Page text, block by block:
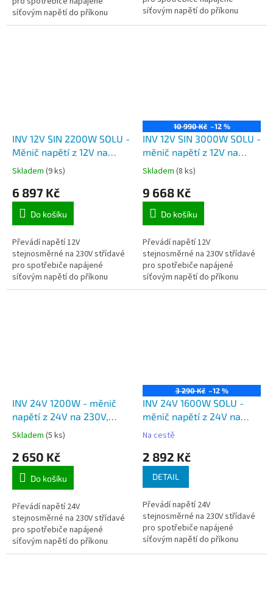
síťovým napětí do příkonu
2500W.
síťovým napětí do příkonu
3500W.
INV 12V SIN 2200W SOLU -
Měnič napětí z 12V na
230V 2200W (4400W),
Soluowill NP2200, čistý
sinusový průběh
Skladem (9 ks)
6 897 Kč
Do košíku
Převádí napětí 12V
stejnosměrné na 230V střídavé
pro spotřebiče napájené
síťovým napětí do příkonu
2000W trvale, 4000W špičkově
10 990 Kč –12 %
INV 12V SIN 3000W SOLU -
měnič napětí z 12V na
230V, výkon 3000W, čistá
sinusovka
Skladem (8 ks)
9 668 Kč
Do košíku
Převádí napětí 12V
stejnosměrné na 230V střídavé
pro spotřebiče napájené
síťovým napětí do příkonu
3000W trvale, 6000W špičkově
INV 24V 1200W - měnič
napětí z 24V na 230V,
výkon 1200W
modifikovaná sinusovka
Skladem (5 ks)
2 650 Kč
Do košíku
Převádí napětí 24V
stejnosměrné na 230V střídavé
pro spotřebiče napájené
síťovým napětí do příkonu
1200W.
3 290 Kč –12 %
INV 24V 1600W SOLU -
měnič napětí z 24V na
230V, výkon 1600W
Na cestě
2 892 Kč
DETAIL
Převádí napětí 24V
stejnosměrné na 230V střídavé
pro spotřebiče napájené
síťovým napětí do příkonu
1600W.